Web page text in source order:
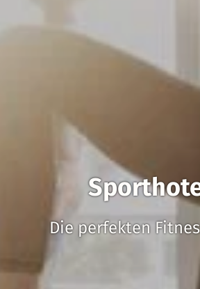
Die perfekten